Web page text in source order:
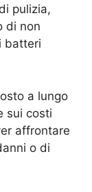
pulizia,
di non
batteri
a lungo
sui costi
affrontare
o di